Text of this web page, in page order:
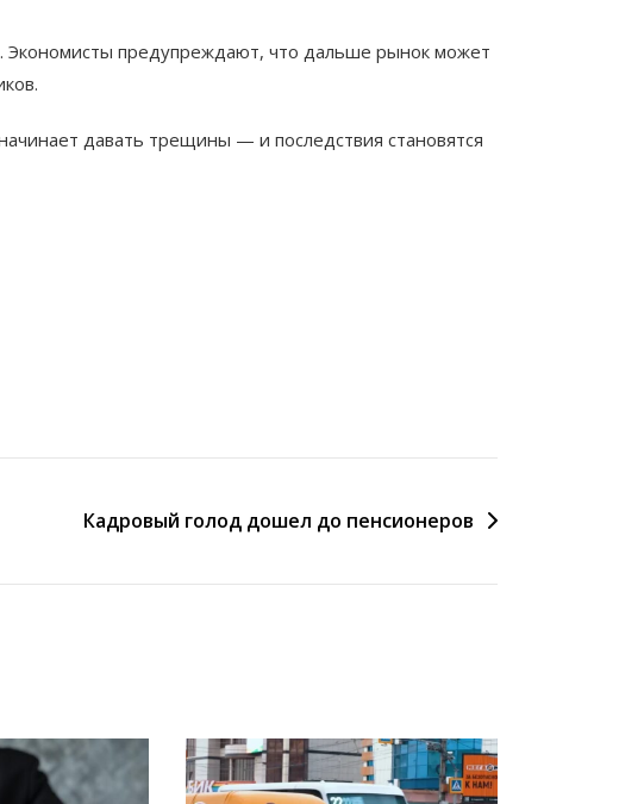
Экономисты предупреждают, что дальше рынок может
давать трещины — и последствия становятся
Кадровый голод дошел до пенсионеров